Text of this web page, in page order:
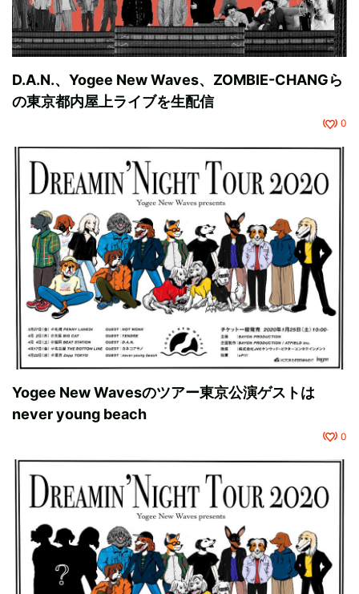
D.A.N.、Yogee New Waves、ZOMBIE-CHANGら
の東京都内屋上ライブを生配信
0
Yogee New Wavesのツアー東京公演ゲストは
never young beach
0